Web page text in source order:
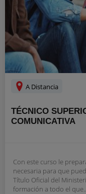
A Distancia
TÉCNICO
COMUNICATIVA
Con este curso le
necesaria para que
Título Oficial del
formación a todo el